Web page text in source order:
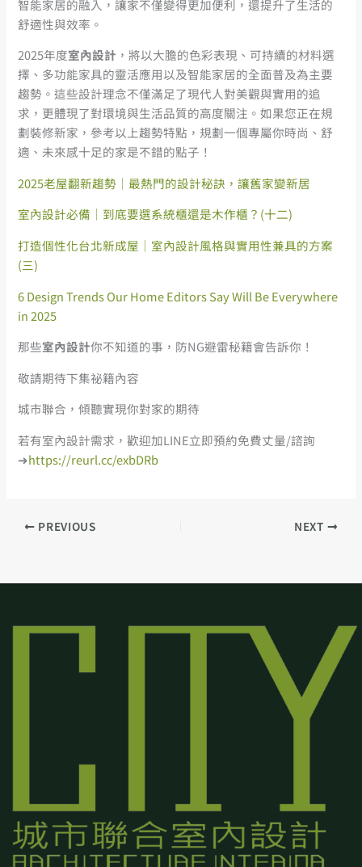
智能家居的融入，讓家不僅變得更加便利，還提升了生活的
舒適性與效率。
2025年度室內設計 ，將以大膽的色彩表現、可持續的材料選
擇、多功能家具的靈活應用以及智能家居的全面普及為主要
趨勢。這些設計理念不僅滿足了現代人對美觀與實用的追
求，更體現了對環境與生活品質的高度關注。如果您正在規
劃裝修新家，參考以上趨勢特點，規劃一個專屬你時尚、舒
適、未來感十足的家是不錯的點子！
2025老屋翻新趨勢｜最熱門的設計秘訣，讓舊家變新居
室內設計必備｜到底要選系統櫃還是木作櫃？(十二)
打造個性化台北新成屋｜室內設計風格與實用性兼具的方案
(三)
6 Design Trends Our Home Editors Say Will Be Everywhere
in 2025
那些室內設計你不知道的事，防NG避雷秘籍會告訴你！
敬請期待下集祕籍內容
城市聯合，傾聽實現你對家的期待
若有室內設計需求，歡迎加LINE立即預約免費丈量/諮詢
➜https://reurl.cc/exbDRb
PREVIOUS NEXT